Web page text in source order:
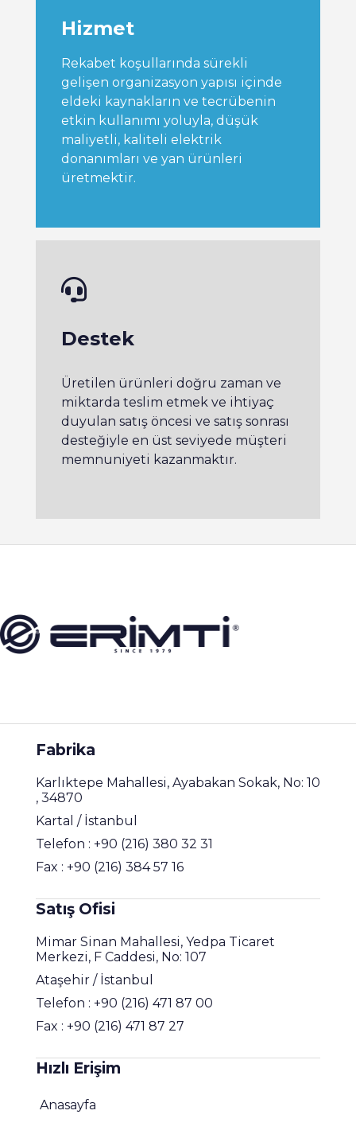
Hizmet
Rekabet koşullarında sürekli
gelişen organizasyon yapısı içinde
eldeki kaynakların ve tecrübenin
etkin kullanımı yoluyla, düşük
maliyetli, kaliteli elektrik
donanımları ve yan ürünleri
üretmektir.
Destek
Üretilen ürünleri doğru zaman ve
miktarda teslim etmek ve ihtiyaç
duyulan satış öncesi ve satış sonrası
desteğiyle en üst seviyede müşteri
memnuniyeti kazanmaktır.
Fabrika
Karlıktepe Mahallesi, Ayabakan Sokak, No: 10
, 34870
Kartal / İstanbul
Telefon : +90 (216) 380 32 31
Fax : +90 (216) 384 57 16
Satış Ofisi
Mimar Sinan Mahallesi, Yedpa Ticaret
Merkezi, F Caddesi, No: 107
Ataşehir / İstanbul
Telefon : +90 (216) 471 87 00
Fax : +90 (216) 471 87 27
Hızlı Erişim
Anasayfa